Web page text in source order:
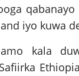
qabanayo
iyo kuwa
kala